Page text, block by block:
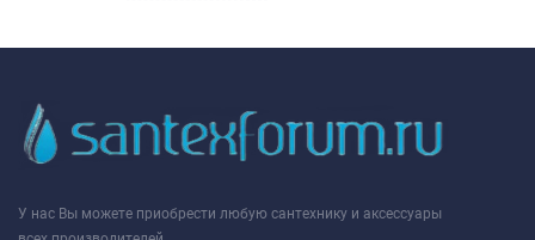
У нас Вы можете приобрести любую сантехнику и аксессуары